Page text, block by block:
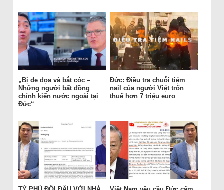
„Bị đe dọa và bắt cóc –
Những người bất đồng
chính kiến nước ngoài tại
Đức“
Đức: Điều tra chuỗi tiệm
nail của người Việt trốn
thuế hơn 7 triệu euro